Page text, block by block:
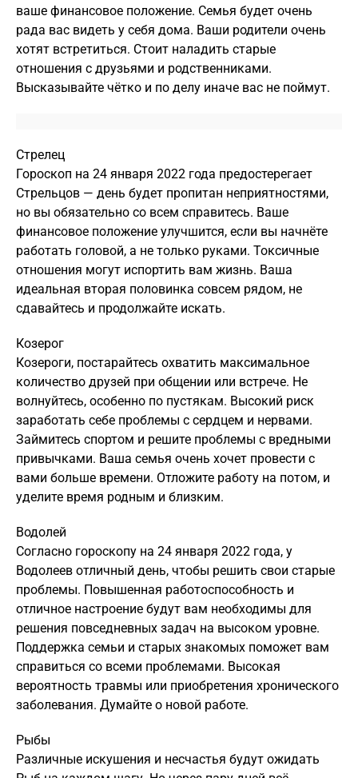
ваше финансовое положение. Семья будет очень
рада вас видеть у себя дома. Ваши родители очень
хотят встретиться. Стоит наладить старые
отношения с друзьями и родственниками.
Высказывайте чётко и по делу иначе вас не поймут.
Стрелец
Гороскоп на 24 января 2022 года предостерегает
Стрельцов — день будет пропитан неприятностями,
но вы обязательно со всем справитесь. Ваше
финансовое положение улучшится, если вы начнёте
работать головой, а не только руками. Токсичные
отношения могут испортить вам жизнь. Ваша
идеальная вторая половинка совсем рядом, не
сдавайтесь и продолжайте искать.
Козерог
Козероги, постарайтесь охватить максимальное
количество друзей при общении или встрече. Не
волнуйтесь, особенно по пустякам. Высокий риск
заработать себе проблемы с сердцем и нервами.
Займитесь спортом и решите проблемы с вредными
привычками. Ваша семья очень хочет провести с
вами больше времени. Отложите работу на потом, и
уделите время родным и близким.
Водолей
Согласно гороскопу на 24 января 2022 года, у
Водолеев отличный день, чтобы решить свои старые
проблемы. Повышенная работоспособность и
отличное настроение будут вам необходимы для
решения повседневных задач на высоком уровне.
Поддержка семьи и старых знакомых поможет вам
справиться со всеми проблемами. Высокая
вероятность травмы или приобретения хронического
заболевания. Думайте о новой работе.
Рыбы
Различные искушения и несчастья будут ожидать